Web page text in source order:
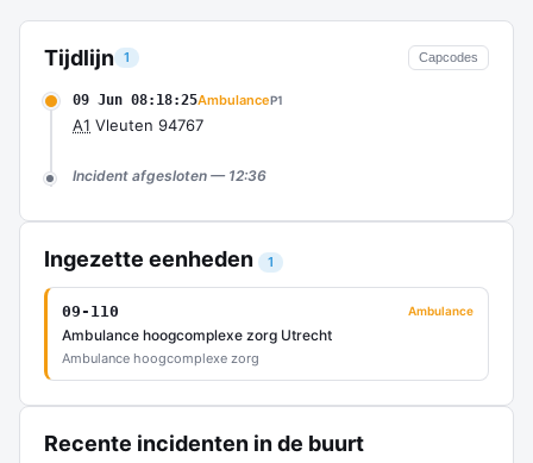
Tijdlijn 1 Capcodes
09 Jun 08:18:25AmbulanceP1
A1 Vleuten 94767
Incident afgesloten — 12:36
Ingezette eenheden 1
09-110 Ambulance
Ambulance hoogcomplexe zorg Utrecht
Ambulance hoogcomplexe zorg
Recente incidenten in de buurt